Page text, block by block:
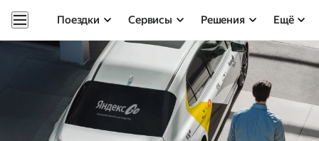
Поездки Сервисы Решения Ещё